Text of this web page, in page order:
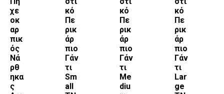
χε
οκ
αρ
πικ
ός
Νά
ρθ
ηκα
ς
κό
Πε
ρικ
άρ
πιο
Γάν
τι
Sm
all
κό
Πε
ρικ
άρ
πιο
Γάν
τι
Me
diu
κό
Πε
ρικ
άρ
πιο
Γάν
τι
Lar
ge